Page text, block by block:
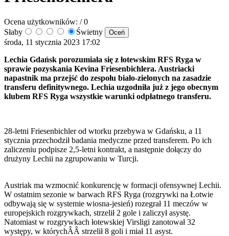
Ocena użytkowników: / 0
Słaby
Świetny
środa, 11 stycznia 2023 17:02
Lechia Gdańsk porozumiała się z łotewskim RFS Ryga w
sprawie pozyskania Kevina Friesenbichlera. Austriacki
napastnik ma przejść do zespołu biało-zielonych na zasadzie
transferu definitywnego. Lechia uzgodniła już z jego obecnym
klubem RFS Ryga wszystkie warunki odpłatnego transferu.
28-letni Friesenbichler od wtorku przebywa w Gdańsku, a 11
stycznia przechodził badania medyczne przed transferem. Po ich
zaliczeniu podpisze 2,5-letni kontrakt, a następnie dołączy do
drużyny Lechii na zgrupowaniu w Turcji.
Austriak ma wzmocnić konkurencję w formacji ofensywnej Lechii.
W ostatnim sezonie w barwach RFS Ryga (rozgrywki na Łotwie
odbywają się w systemie wiosna-jesień) rozegrał 11 meczów w
europejskich rozgrywkach, strzelił 2 gole i zaliczył asystę.
Natomiast w rozgrywkach łotewskiej Virsligi zanotował 32
występy, w którychÂÂ strzelił 8 goli i miał 11 asyst.